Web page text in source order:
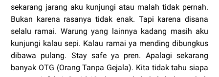
sekarang jarang aku kunjungi atau malah tidak pernah.
Bukan karena rasanya tidak enak. Tapi karena disana
selalu ramai. Warung yang lainnya kadang masih aku
kunjungi kalau sepi. Kalau ramai ya mending dibungkus
dibawa pulang. Stay safe ya pren. Apalagi sekarang
banyak OTG (Orang Tanpa Gejala). Kita tidak tahu siapa